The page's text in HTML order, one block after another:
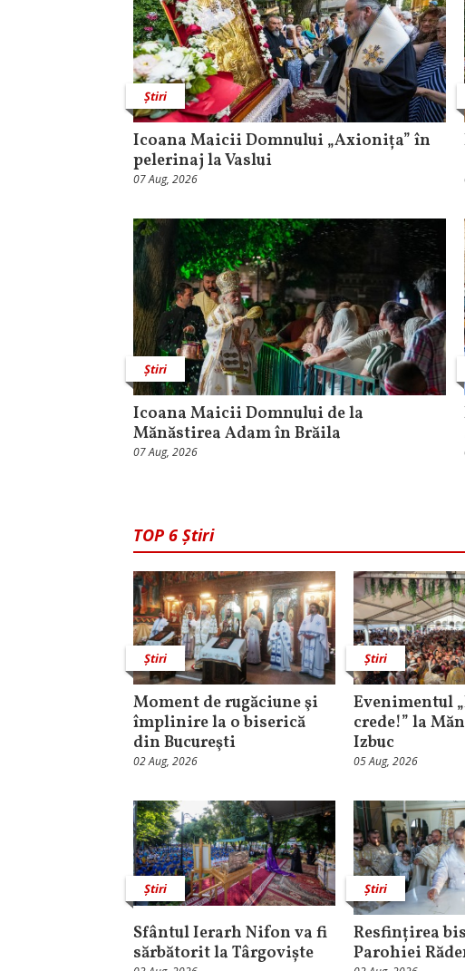
Știri
Icoana Maicii Domnului „Axionița” în
pelerinaj la Vaslui
07 Aug, 2026
Știri
Icoana Maicii Domnului de la
Mănăstirea Adam în Brăila
07 Aug, 2026
TOP 6 Știri
Știri
Moment de rugăciune şi
împlinire la o biserică
din Bucureşti
02 Aug, 2026
Știri
Evenimentul
crede!” la
Izbuc
05 Aug, 2026
Știri
Sfântul Ierarh Nifon va fi
sărbătorit la Târgoviște
Știri
Resfințirea
Parohiei